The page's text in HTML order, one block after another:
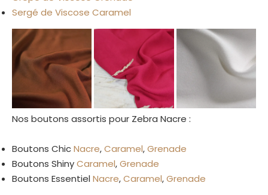
Sergé de Viscose Caramel
Nos boutons assortis pour Zebra Nacre :
Boutons ChicNacre,Caramel,Grenade
Boutons ShinyCaramel,Grenade
Boutons Essentiel Nacre,Caramel,Grenade